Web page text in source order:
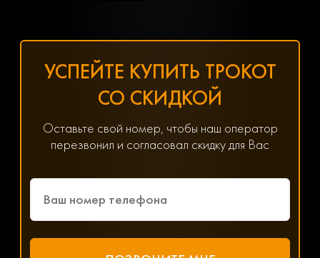
Чтобы заказать недорогие ЕВА коврики для BMW 3 (5)
(E90) (2005-2013), оформите заявку, заполнив онлайн-
форму на нашем сайте.
Хотите получить помощь в подборе товаров? Наш
специалист всегда на связи! Позвоните по телефону
8(800) 600-89-40, 8(495) 445-55-08 или напишите в
мессенджер WhatsApp, Viber или Telegram. Менеджер
решит любой возникший вопрос, связанный с
параметрами, ценой и доставкой.
УСПЕЙТЕ КУПИТЬ ТРОКОТ
СО СКИДКОЙ
Оставьте свой номер, чтобы наш оператор
перезвонил и согласовал скидку для Вас